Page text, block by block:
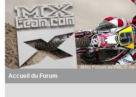
Accueil du Forum